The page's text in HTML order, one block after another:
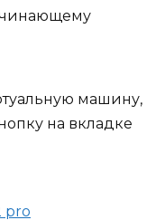
машину,
на вкладке